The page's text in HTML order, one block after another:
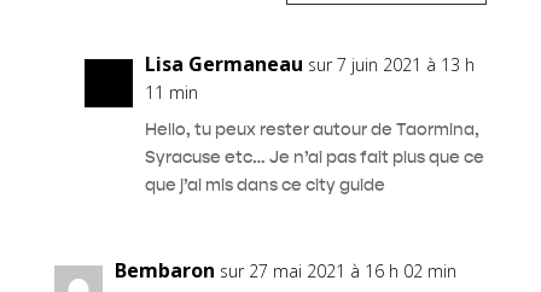
Lisa Germaneau sur 7 juin 2021 à 13 h
11 min
Hello, tu peux rester autour de Taormina,
Syracuse etc… Je n’ai pas fait plus que ce
que j’ai mis dans ce city guide
Bembaron sur 27 mai 2021 à 16 h 02 min